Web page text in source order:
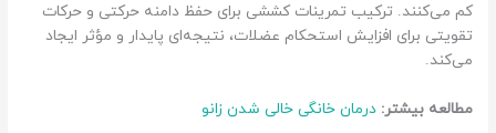
کم می‌کنند. ترکیب تمرینات کششی برای حفظ دامنه حرکتی و حرکات
تقویتی برای افزایش استحکام عضلات، نتیجه‌ای پایدار و مؤثر ایجاد
می‌کند.
مطالعه بیشتر: درمان خانگی خالی شدن زانو